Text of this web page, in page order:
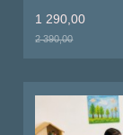
1 290,00
2 390,00